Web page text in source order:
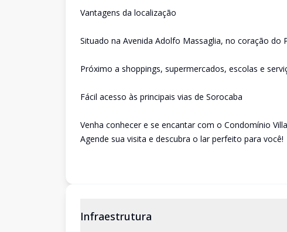
Vantagens da localização
Situado na Avenida Adolfo Massaglia, no coração do
Próximo a shoppings, supermercados, escolas e
Fácil acesso às principais vias de Sorocaba
Venha conhecer e se encantar com o Condomínio
Agende sua visita e descubra o lar perfeito para você!
Infraestrutura